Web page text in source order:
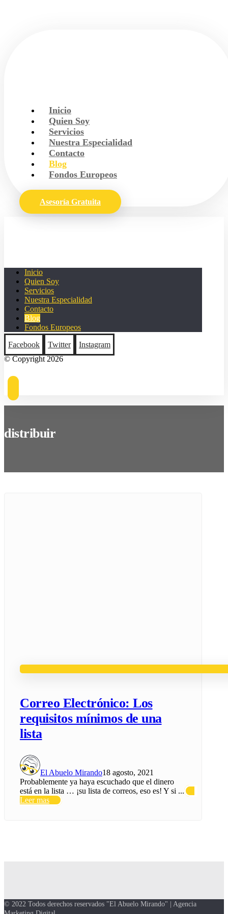
Inicio
Quien Soy
Servicios
Nuestra Especialidad
Contacto
Blog
Fondos Europeos
Asesoría Gratuita
Inicio
Quien Soy
Servicios
Nuestra Especialidad
Contacto
Blog
Fondos Europeos
Facebook
Twitter
Instagram
© Copyright 2026
distribuir
Correo Electrónico: Los
requisitos mínimos de una
lista
El Abuelo Mirando18 agosto, 2021
Probablemente ya haya escuchado que el dinero
está en la lista … ¡su lista de correos, eso es! Y si ...
Leer mas
© 2022 Todos derechos reservados "El Abuelo Mirando" | Agencia